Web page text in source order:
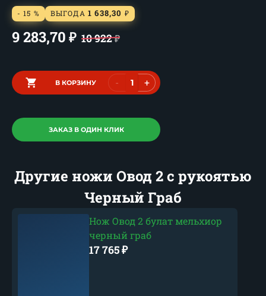
- 15 % ВЫГОДА 1 638,30 ₽
9 283,70 ₽ 10 922₽
В КОРЗИНУ - +
ЗАКАЗ В ОДИН КЛИК
Другие ножи Овод 2 с рукоятью
Черный Граб
Нож Овод 2 булат мельхиор
черный граб
17 765₽